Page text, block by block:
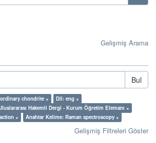
Gelişmiş Arama
Bul
chondrite ×
Dil: eng ×
Hakemli Dergi - Kurum Öğretim Elemanı ×
×
Anahtar Kelime: Raman spectroscopy ×
Gelişmiş Filtreleri Göster